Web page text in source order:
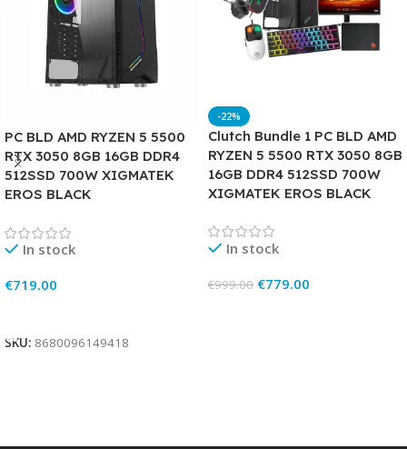
PC BLD AMD RYZEN 5 5500
RTX 3050 8GB 16GB DDR4
512SSD 700W XIGMATEK
EROS BLACK
In stock
€719.00
SKU: 8680096149418
-22%
Clutch Bundle 1 PC BLD AMD
RYZEN 5 5500 RTX 3050 8GB
16GB DDR4 512SSD 700W
XIGMATEK EROS BLACK
In stock
€999.00 €779.00